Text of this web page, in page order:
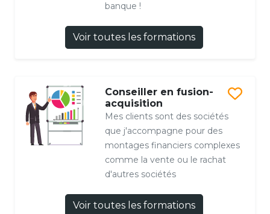
banque !
Voir toutes les formations
Conseiller en fusion-
acquisition
Mes clients sont des sociétés
que j'accompagne pour des
montages financiers complexes
comme la vente ou le rachat
d'autres sociétés
Voir toutes les formations